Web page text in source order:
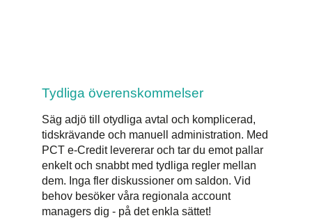
Tydliga överenskommelser
Säg adjö till otydliga avtal och komplicerad,
tidskrävande och manuell administration. Med
PCT e-Credit levererar och tar du emot pallar
enkelt och snabbt med tydliga regler mellan
dem. Inga fler diskussioner om saldon. Vid
behov besöker våra regionala account
managers dig - på det enkla sättet!